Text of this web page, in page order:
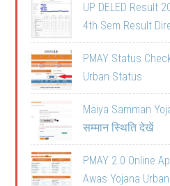
UP DELED Result
4th Sem Result
PMAY Status
Urban Status
Maiya Samman
सम्मान स्थिति देखें
PMAY 2.0 Online
Awas Yojana Urban